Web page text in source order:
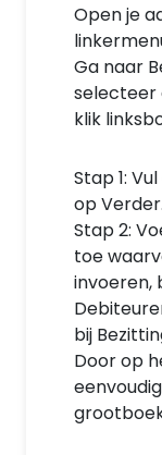
Open je
Ga naar
selecteer
klik
Stap 1:
op Verder.
Stap 2:
toe
invoeren,
bij
Door op